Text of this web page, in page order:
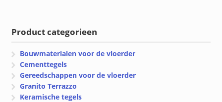
Product categorieen
Bouwmaterialen voor de vloerder
Cementtegels
Gereedschappen voor de vloerder
Granito Terrazzo
Keramische tegels